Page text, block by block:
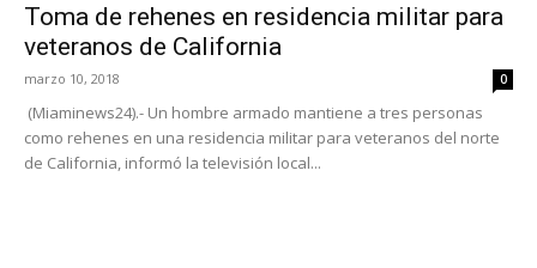
Toma de rehenes en residencia militar para
veteranos de California
marzo 10, 2018 0
(Miaminews24).- Un hombre armado mantiene a tres personas
como rehenes en una residencia militar para veteranos del norte
de California, informó la televisión local...